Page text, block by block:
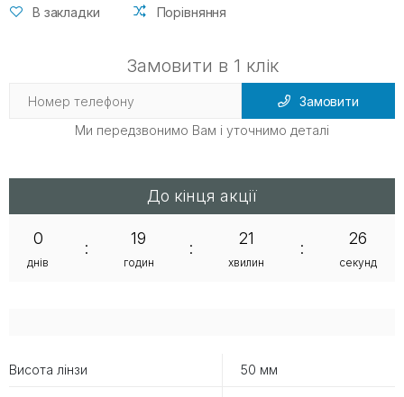
Висота лінзи 50 мм
В закладки Порівняння
Замовити в 1 клік
Замовити
Ми передзвонимо Вам і уточнимо деталі
До кінця акції
0
днів
:
19
годин
:
21
хвилин
:
26
секунд